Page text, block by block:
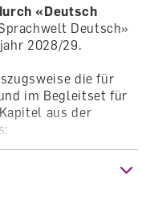
«Deutsch
Deutsch»
2028/29.
die für
im Begleitset für
aus der
Medien –
Hochsprache –